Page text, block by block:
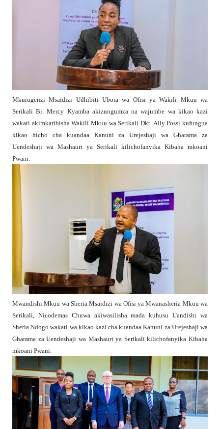
Mkurugenzi Msaidizi Udhibiti Ubora wa Ofisi ya Wakili Mkuu wa
Serikali Bi. Mercy Kyamba akizungumza na wajumbe wa kikao kazi
wakati akimkaribisha Wakili Mkuu wa Serikali Dkt. Ally Possi kufungua
kikao hicho cha kuandaa Kanuni za Urejeshaji wa Gharama za
Uendeshaji wa Mashauri ya Serikali kilichofanyika Kibaha mkoani
Pwani.
Mwandishi Mkuu wa Sheria Msaidizi wa Ofisi ya Mwanasheria Mkuu wa
Serikali, Nicodemas Chuwa akiwasilisha mada kuhusu Uandishi wa
Sheria Ndogo wakati wa kikao kazi cha kuandaa Kanuni za Urejeshaji wa
Gharama za Uendeshaji wa Mashauri ya Serikali kilichofanyika Kibaha
mkoani Pwani.